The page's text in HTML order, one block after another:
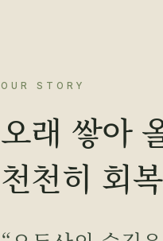
OUR STORY
오래 쌓아
천천히 회